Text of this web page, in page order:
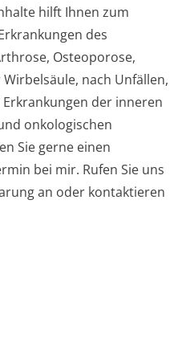
hilft Ihnen zum
des
Osteoporose,
nach Unfällen,
der inneren
onkologischen
Sie gerne einen
bei mir. Rufen Sie uns
an oder kontaktieren